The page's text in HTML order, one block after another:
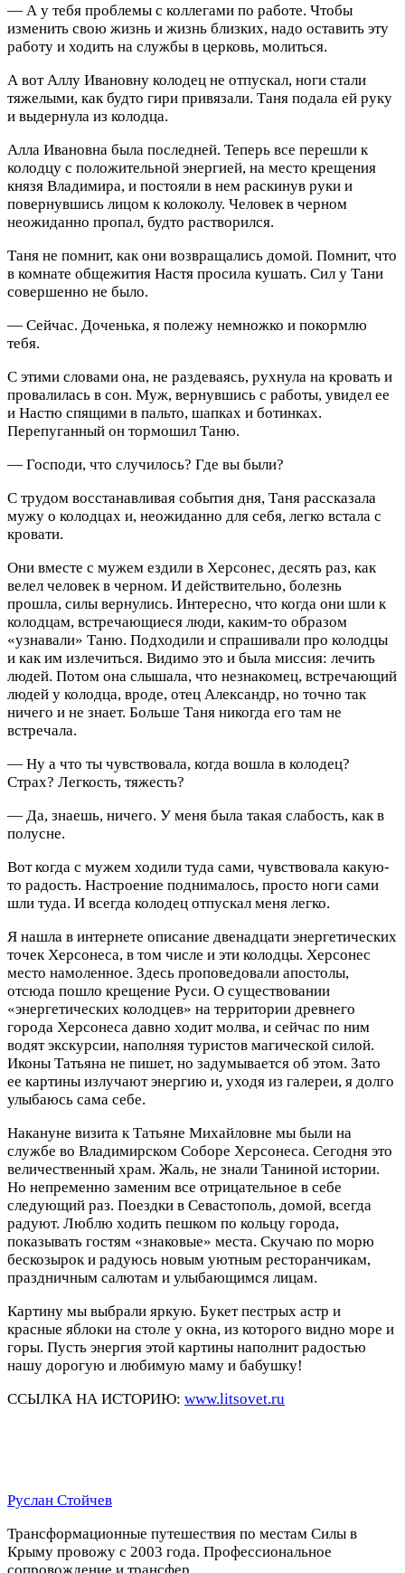
— А у тебя проблемы с коллегами по работе. Чтобы
изменить свою жизнь и жизнь близких, надо оставить эту
работу и ходить на службы в церковь, молиться.
А вот Аллу Ивановну колодец не отпускал, ноги стали
тяжелыми, как будто гири привязали. Таня подала ей руку
и выдернула из колодца.
Алла Ивановна была последней. Теперь все перешли к
колодцу с положительной энергией, на место крещения
князя Владимира, и постояли в нем раскинув руки и
повернувшись лицом к колоколу. Человек в черном
неожиданно пропал, будто растворился.
Таня не помнит, как они возвращались домой. Помнит, что
в комнате общежития Настя просила кушать. Сил у Тани
совершенно не было.
— Сейчас. Доченька, я полежу немножко и покормлю
тебя.
С этими словами она, не раздеваясь, рухнула на кровать и
провалилась в сон. Муж, вернувшись с работы, увидел ее
и Настю спящими в пальто, шапках и ботинках.
Перепуганный он тормошил Таню.
— Господи, что случилось? Где вы были?
С трудом восстанавливая события дня, Таня рассказала
мужу о колодцах и, неожиданно для себя, легко встала с
кровати.
Они вместе с мужем ездили в Херсонес, десять раз, как
велел человек в черном. И действительно, болезнь
прошла, силы вернулись. Интересно, что когда они шли к
колодцам, встречающиеся люди, каким-то образом
«узнавали» Таню. Подходили и спрашивали про колодцы
и как им излечиться. Видимо это и была миссия: лечить
людей. Потом она слышала, что незнакомец, встречающий
людей у колодца, вроде, отец Александр, но точно так
ничего и не знает. Больше Таня никогда его там не
встречала.
— Ну а что ты чувствовала, когда вошла в колодец?
Страх? Легкость, тяжесть?
— Да, знаешь, ничего. У меня была такая слабость, как в
полусне.
Вот когда с мужем ходили туда сами, чувствовала какую-
то радость. Настроение поднималось, просто ноги сами
шли туда. И всегда колодец отпускал меня легко.
Я нашла в интернете описание двенадцати энергетических
точек Херсонеса, в том числе и эти колодцы. Херсонес
место намоленное. Здесь проповедовали апостолы,
отсюда пошло крещение Руси. О существовании
«энергетических колодцев» на территории древнего
города Херсонеса давно ходит молва, и сейчас по ним
водят экскурсии, наполняя туристов магической силой.
Иконы Татьяна не пишет, но задумывается об этом. Зато
ее картины излучают энергию и, уходя из галереи, я долго
улыбаюсь сама себе.
Накануне визита к Татьяне Михайловне мы были на
службе во Владимирском Соборе Херсонеса. Сегодня это
величественный храм. Жаль, не знали Таниной истории.
Но непременно заменим все отрицательное в себе
следующий раз. Поездки в Севастополь, домой, всегда
радуют. Люблю ходить пешком по кольцу города,
показывать гостям «знаковые» места. Скучаю по морю
бескозырок и радуюсь новым уютным ресторанчикам,
праздничным салютам и улыбающимся лицам.
Картину мы выбрали яркую. Букет пестрых астр и
красные яблоки на столе у окна, из которого видно море и
горы. Пусть энергия этой картины наполнит радостью
нашу дорогую и любимую маму и бабушку!
ССЫЛКА НА ИСТОРИЮ: www.litsovet.ru
Руслан Стойчев
Трансформационные путешествия по местам Силы в
Крыму провожу с 2003 года. Профессиональное